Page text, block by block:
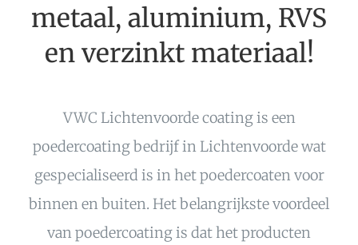
metaal, aluminium, RVS
en verzinkt materiaal!
VWC Lichtenvoorde coating is een
poedercoating bedrijf in Lichtenvoorde wat
gespecialiseerd is in het poedercoaten voor
binnen en buiten. Het belangrijkste voordeel
van poedercoating is dat het producten